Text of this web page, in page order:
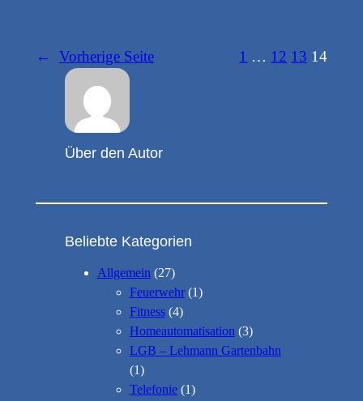
← Vorherige Seite 1 … 12 13 14
Über den Autor
Beliebte Kategorien
Allgemein(27)
Feuerwehr(1)
Fitness(4)
Homeautomatisation(3)
LGB – Lehmann Gartenbahn
(1)
Telefonie(1)